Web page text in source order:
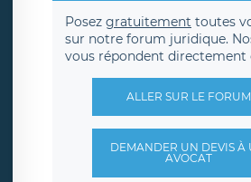
Posez gratuitement toutes
sur notre forum juridique.
vous répondent directement
ALLER SUR LE FORUM
DEMANDER UN DEVIS À
AVOCAT